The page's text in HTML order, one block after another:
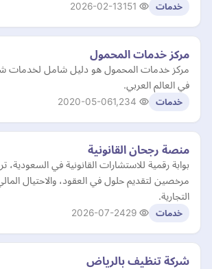
خدمات 2026-02-13
مركز خدمات المحمول
مركز خدمات المحمول هو دليل شامل لخدمات
في العالم العربي.
خدمات 2020-05-06
منصة رجحان القانونية
بوابة رقمية للاستشارات القانونية في
مرخصين لتقديم حلول في العقود، والاحتيال
التجارية.
خدمات 2026-07-24
شركة تنظيف بالرياض